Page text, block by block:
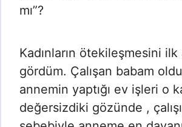
mı”?
Kadınların ötekileşmesini
gördüm. Çalışan babam
annemin yaptığı ev işleri o
değersizdiki gözünde ,